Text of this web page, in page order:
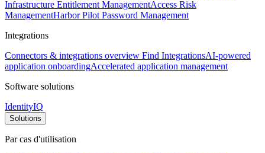
Infrastructure Entitlement ManagementAccess Risk
ManagementHarbor Pilot Password Management
Integrations
Connectors & integrations overview Find IntegrationsAI-powered
application onboardingAccelerated application management
Software solutions
IdentityIQ
Solutions
Par cas d'utilisation